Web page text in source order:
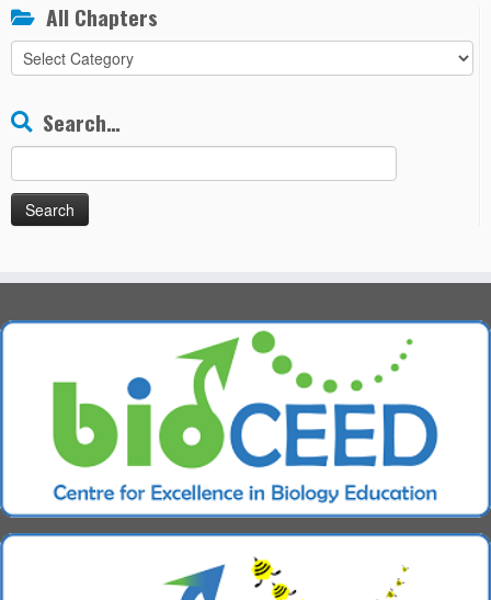
All Chapters
All
Chapters
Search…
for: